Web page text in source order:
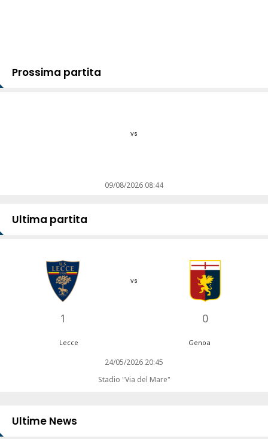
Prossima partita
vs
09/08/2026 08:44
Ultima partita
1
vs
0
Lecce Genoa
24/05/2026 20:45
Stadio "Via del Mare"
Ultime News